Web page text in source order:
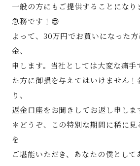
お問い合わせ
一般の方にもご提供することになり
急務です！😎
よって、30万円でお買いになった
金、
申します。当社としては大変な痛
た方に御損を与えてはいけません
り、
返金口座をお聞きしてお返し申しま
＊どうぞ、この特別な期間に稀に
を
ご堪能いただき、あなたの僕として